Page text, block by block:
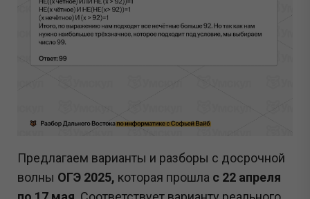
Предлагаем варианты и разборы с досрочной
волны ОГЭ 2025, которая прошла с 22 апреля